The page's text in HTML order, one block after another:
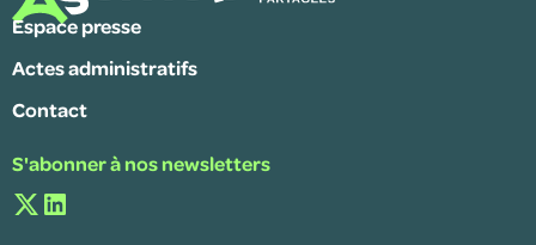
Espace presse
Actes administratifs
Contact
S'abonner à nos newsletters